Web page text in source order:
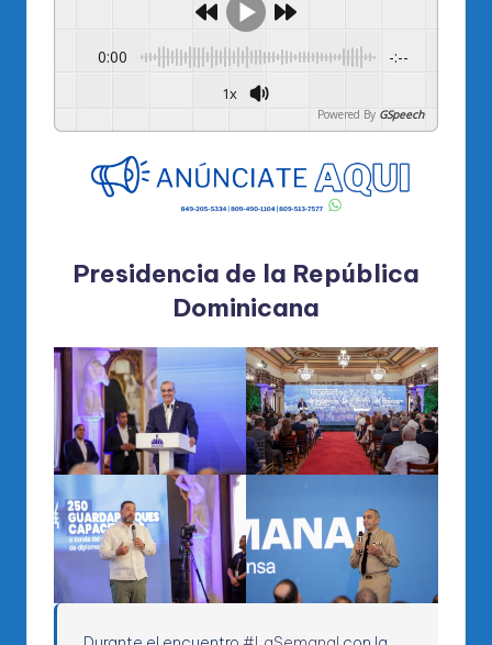
0:00 -:--
1x
Powered By GSpeech
Presidencia de la República
Dominicana